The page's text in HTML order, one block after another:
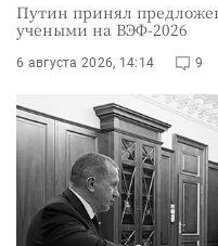
Путин принял
учеными на ВЭФ-2026
6 августа 2026, 14:14 9